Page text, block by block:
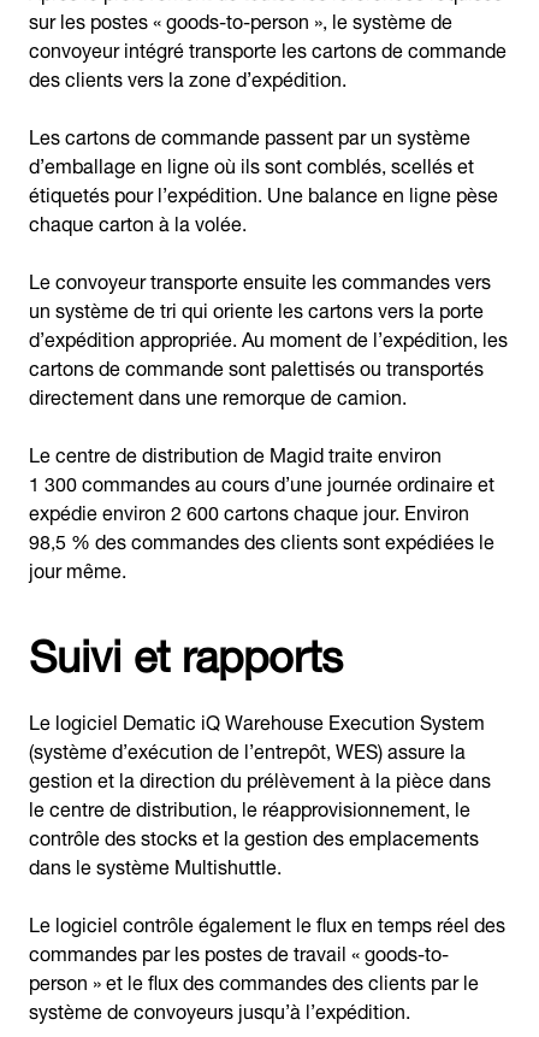
sur les postes « goods-to-person », le système de
convoyeur intégré transporte les cartons de commande
des clients vers la zone d’expédition.
Les cartons de commande passent par un système
d’emballage en ligne où ils sont comblés, scellés et
étiquetés pour l’expédition. Une balance en ligne pèse
chaque carton à la volée.
Le convoyeur transporte ensuite les commandes vers
un système de tri qui oriente les cartons vers la porte
d’expédition appropriée. Au moment de l’expédition, les
cartons de commande sont palettisés ou transportés
directement dans une remorque de camion.
Le centre de distribution de Magid traite environ
1 300 commandes au cours d’une journée ordinaire et
expédie environ 2 600 cartons chaque jour. Environ
98,5 % des commandes des clients sont expédiées le
jour même.
Suivi et rapports
Le logiciel Dematic iQ Warehouse Execution System
(système d’exécution de l’entrepôt, WES) assure la
gestion et la direction du prélèvement à la pièce dans
le centre de distribution, le réapprovisionnement, le
contrôle des stocks et la gestion des emplacements
dans le système Multishuttle.
Le logiciel contrôle également le flux en temps réel des
commandes par les postes de travail « goods-to-
person » et le flux des commandes des clients par le
système de convoyeurs jusqu’à l’expédition.